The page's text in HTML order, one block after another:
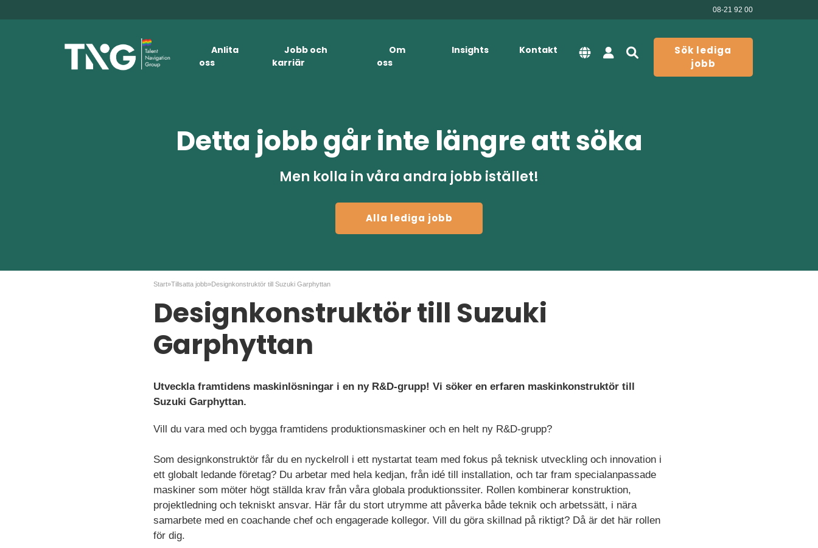
08-21 92 00
Anlita
oss
Jobb och
karriär
Om
oss
Insights Kontakt
Sök lediga
jobb
Detta jobb går inte längre att söka
Men kolla in våra andra jobb istället!
Alla lediga jobb
Start»Tillsatta jobb»Designkonstruktör till Suzuki Garphyttan
Designkonstruktör till Suzuki
Garphyttan
Utveckla framtidens maskinlösningar i en ny R&D-grupp! Vi söker en erfaren maskinkonstruktör till
Suzuki Garphyttan.
Vill du vara med och bygga framtidens produktionsmaskiner och en helt ny R&D-grupp?
Som designkonstruktör får du en nyckelroll i ett nystartat team med fokus på teknisk utveckling och innovation i
ett globalt ledande företag? Du arbetar med hela kedjan, från idé till installation, och tar fram specialanpassade
maskiner som möter högt ställda krav från våra globala produktionssiter. Rollen kombinerar konstruktion,
projektledning och tekniskt ansvar. Här får du stort utrymme att påverka både teknik och arbetssätt, i nära
samarbete med en coachande chef och engagerade kollegor. Vill du göra skillnad på riktigt? Då är det här rollen
för dig.